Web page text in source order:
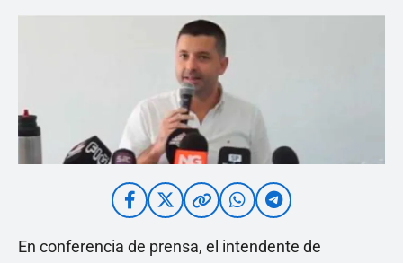
En conferencia de prensa, el intendente de